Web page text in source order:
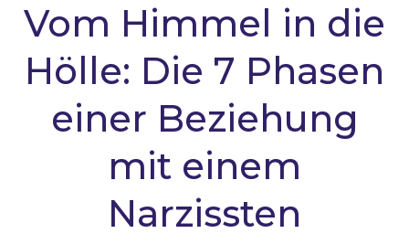
Vom Himmel in die
Hölle: Die 7 Phasen
einer Beziehung
mit einem
Narzissten